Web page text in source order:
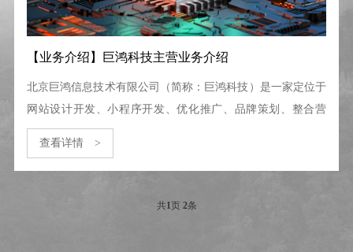
【业务介绍】巨鸿科技主营业务介绍
北京巨鸿信息技术有限公司（简称：巨鸿科技）是一家定位于
网站设计开发、小程序开发、优化推广、品牌策划、整合营
销、定制开发的专业型互联网服务公司，同时还提供配套的基
查看详情 >
查看详情>
共1页 2条